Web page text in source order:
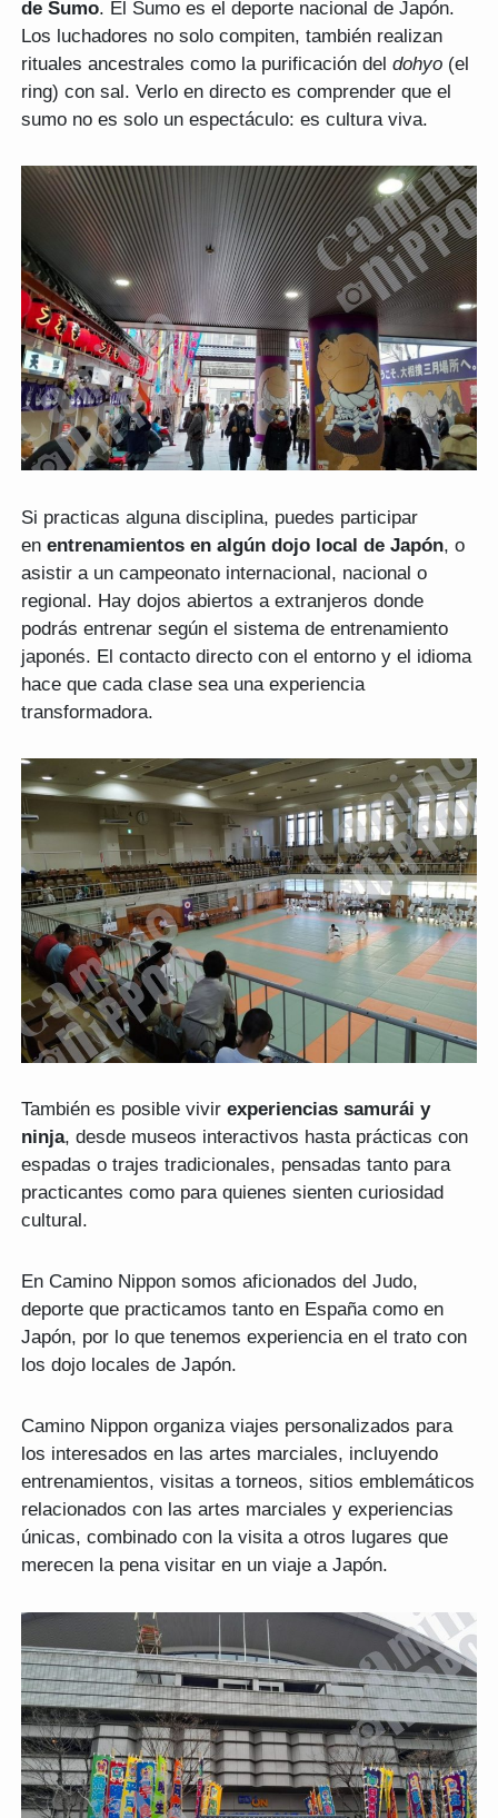
de Sumo. El Sumo es el deporte nacional de Japón.
Los luchadores no solo compiten, también realizan
rituales ancestrales como la purificación del dohyo (el
ring) con sal. Verlo en directo es comprender que el
sumo no es solo un espectáculo: es cultura viva.
Si practicas alguna disciplina, puedes participar
en entrenamientos en algún dojo local de Japón, o
asistir a un campeonato internacional, nacional o
regional. Hay dojos abiertos a extranjeros donde
podrás entrenar según el sistema de entrenamiento
japonés. El contacto directo con el entorno y el idioma
hace que cada clase sea una experiencia
transformadora.
También es posible vivir experiencias samurái y
ninja, desde museos interactivos hasta prácticas con
espadas o trajes tradicionales, pensadas tanto para
practicantes como para quienes sienten curiosidad
cultural.
En Camino Nippon somos aficionados del Judo,
deporte que practicamos tanto en España como en
Japón, por lo que tenemos experiencia en el trato con
los dojo locales de Japón.
Camino Nippon organiza viajes personalizados para
los interesados en las artes marciales, incluyendo
entrenamientos, visitas a torneos, sitios emblemáticos
relacionados con las artes marciales y experiencias
únicas, combinado con la visita a otros lugares que
merecen la pena visitar en un viaje a Japón.